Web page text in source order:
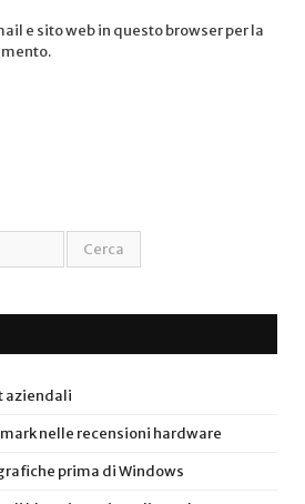
e sito web in questo browser per la
aziendali
nelle recensioni hardware
prima di Windows